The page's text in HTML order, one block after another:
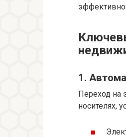
1.
Переход на
носителях,